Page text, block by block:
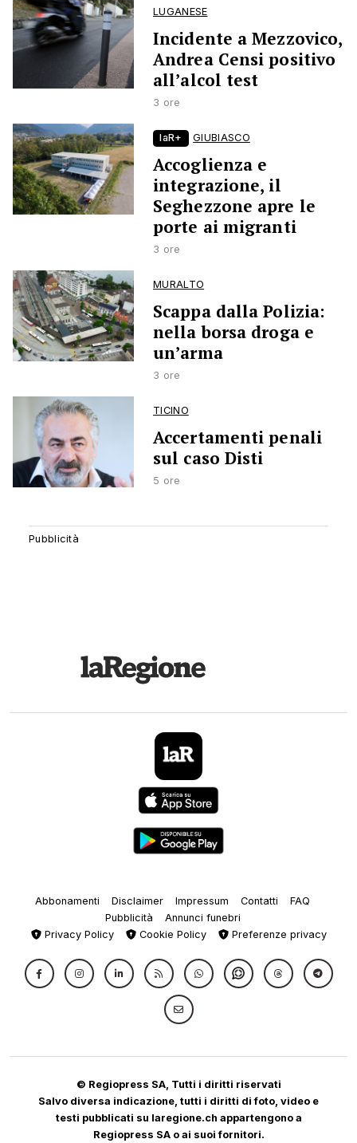
LUGANESE
Incidente a Mezzovico,
Andrea Censi positivo
all’alcol test
3 ore
laR+ GIUBIASCO
Accoglienza e
integrazione, il
Seghezzone apre le
porte ai migranti
3 ore
MURALTO
Scappa dalla Polizia:
nella borsa droga e
un’arma
3 ore
TICINO
Accertamenti penali
sul caso Disti
5 ore
Abbonamenti Disclaimer Impressum Contatti
FAQ
Pubblicità
Annunci funebri
Privacy Policy
Cookie Policy Preferenze privacy
© Regiopress SA, Tutti i diritti riservati
Salvo diversa indicazione, tutti i diritti di foto, video e
testi pubblicati su laregione.ch appartengono a
Regiopress SA o ai suoi fornitori.